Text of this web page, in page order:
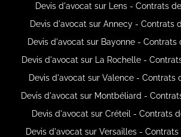
Devis d'avocat sur Lens - Contrats
Devis d'avocat sur Annecy - Contrats
Devis d'avocat sur Bayonne -
Devis d'avocat sur La Rochelle -
Devis d'avocat sur Valence - Contrats
Devis d'avocat sur Montbéliard -
Devis d'avocat sur Créteil - Contrats
Devis d'avocat sur Versailles -